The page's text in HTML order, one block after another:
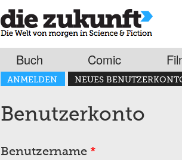
Buch Comic
Haupt-Reiter
ANMELDEN
(AKTIVER REITER)
NEUES
Benutzerkonto
Benutzername *